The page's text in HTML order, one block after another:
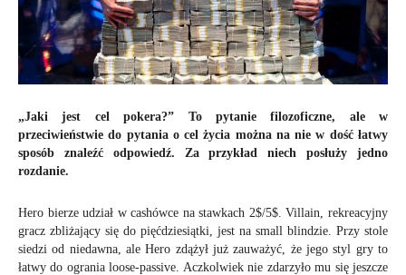
„Jaki jest cel pokera?” To pytanie filozoficzne, ale w
przeciwieństwie do pytania o cel życia można na nie w dość łatwy
sposób znaleźć odpowiedź. Za przykład niech posłuży jedno
rozdanie.
Hero bierze udział w cashówce na stawkach 2$/5$. Villain, rekreacyjny
gracz zbliżający się do pięćdziesiątki, jest na small blindzie. Przy stole
siedzi od niedawna, ale Hero zdążył już zauważyć, że jego styl gry to
łatwy do ogrania loose-passive. Aczkolwiek nie zdarzyło mu się jeszcze